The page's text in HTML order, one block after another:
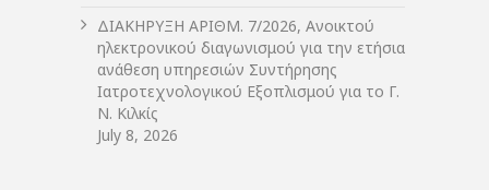
ΔIΑΚΗΡΥΞΗ ΑΡIΘΜ. 7/2026, Ανοικτού
ηλεκτρονικού διαγωνισμού για την ετήσια
ανάθεση υπηρεσιών Συντήρησης
Ιατροτεχνολογικού Εξοπλισμού για το Γ.
Ν. Κιλκίς
July 8, 2026